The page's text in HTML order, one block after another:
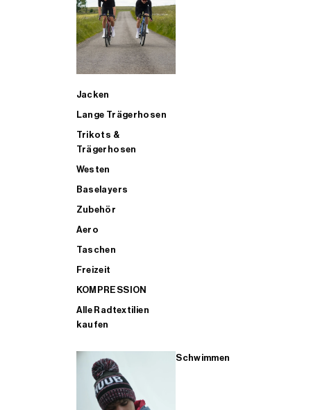
Jacken
Lange Trägerhosen
Trikots &
Trägerhosen
Westen
Baselayers
Zubehör
Aero
Taschen
Freizeit
KOMPRESSION
Alle Radtextilien
kaufen
Schwimmen
ALLE TRIATHLONARTIKEL FÜR MÄNNER KAUFEN